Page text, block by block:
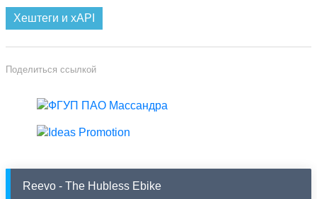
Хештеги и xAPI
Поделиться ссылкой
Reevo - The Hubless Ebike